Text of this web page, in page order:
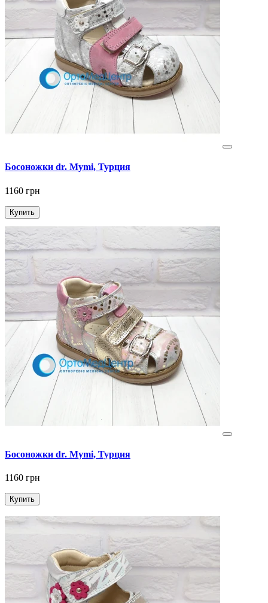
Босоножки dr. Mymi, Турция
1160 грн
Купить
Босоножки dr. Mymi, Турция
1160 грн
Купить